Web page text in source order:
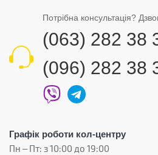
Потрібна консультація?
(063) 282 38
(096) 282 38
Графік роботи кол-центру
Пн – Пт: з 10:00 до 19:00